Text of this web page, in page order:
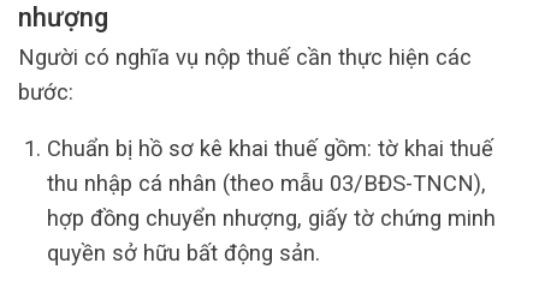
nhượng
Người có nghĩa vụ nộp thuế cần thực hiện các
bước:
Chuẩn bị hồ sơ kê khai thuế gồm: tờ khai thuế
thu nhập cá nhân (theo mẫu 03/BĐS-TNCN),
hợp đồng chuyển nhượng, giấy tờ chứng minh
quyền sở hữu bất động sản.